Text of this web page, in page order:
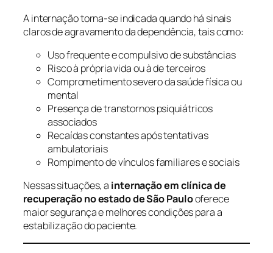
A internação torna-se indicada quando há sinais
claros de agravamento da dependência, tais como:
Uso frequente e compulsivo de substâncias
Risco à própria vida ou à de terceiros
Comprometimento severo da saúde física ou
mental
Presença de transtornos psiquiátricos
associados
Recaídas constantes após tentativas
ambulatoriais
Rompimento de vínculos familiares e sociais
Nessas situações, a internação em clínica de
recuperação no estado de São Paulooferece
maior segurança e melhores condições para a
estabilização do paciente.